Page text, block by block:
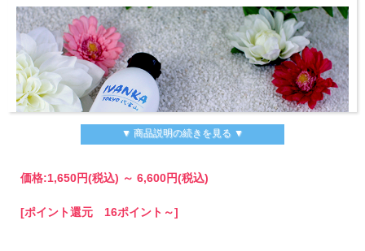
▼ 商品説明の続きを見る ▼
価格:1,650円(税込) ～ 6,600円(税込)
[ポイント還元 16ポイント～]